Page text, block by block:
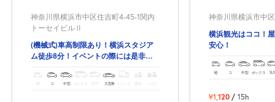
神奈川県横浜市中区住吉町4-45-1関内
トーセイビルⅡ
(機械式)車高制限あり！横浜スタジア
ム徒歩8分！イベントの際には是非！
軽 コ 中型 ボックス SUV 大型車 トラック バイク
神奈川県横浜市中
横浜観光はココ！
安心！
軽 コ 中型 ボックス
¥1,120 / 15h